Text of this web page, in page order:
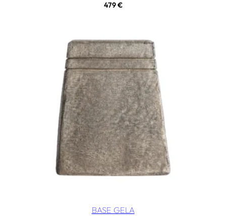
479€
BASE GELA